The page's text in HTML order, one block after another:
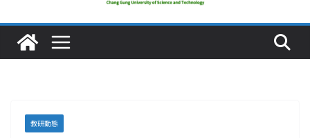
深化永續醫療 長庚科大攜菲、印頂尖大學跨國合作
長庚科大護理系勇奪2026羅馬尼亞歐洲盃國際發明展雙
金牌暨雙特別獎 AI智慧照護與護理教育創新獲國際肯定
教研動態